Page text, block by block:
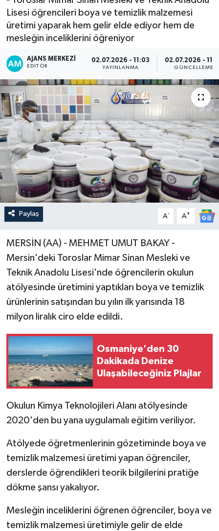
Lisesi öğrencileri boya ve temizlik malzemesi
üretimi yaparak hem gelir elde ediyor hem de
mesleğin inceliklerini öğreniyor
AJANS MERKEZI
EDITÖR
02.07.2026 - 11:03
YAYINLANMA
02.07.2026 -
GÜNCELLEME
Paylaş A- A+
MERSİN (AA) - MEHMET UMUT BAKAY -
Mersin'deki Toroslar Mimar Sinan Mesleki ve
Teknik Anadolu Lisesi'nde öğrencilerin okulun
atölyesinde üretimini yaptıkları boya ve temizlik
ürünlerinin satışından bu yılın ilk yarısında 18
milyon liralık ciro elde edildi.
Osmaniye'den 30
Dakikada Denize
Ulaşabileceğiniz Plajlar
Okulun Kimya Teknolojileri Alanı atölyesinde
2020'den bu yana uygulamalı eğitim veriliyor.
Atölyede öğretmenlerinin gözetiminde boya ve
temizlik malzemesi üretimi yapan öğrenciler,
derslerde öğrendikleri teorik bilgilerini pratiğe
dökme şansı yakalıyor.
Mesleğin inceliklerini öğrenen öğrenciler, boya ve
temizlik malzemesi üretimiyle gelir de elde